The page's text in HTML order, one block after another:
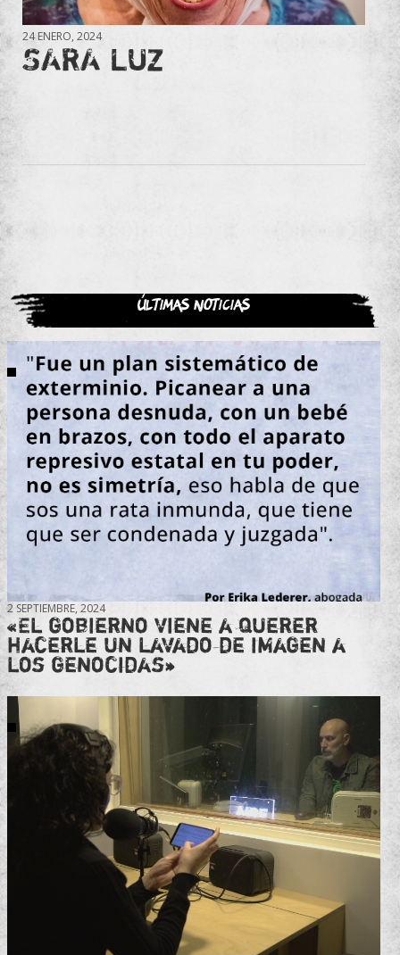
24 ENERO, 2024
SARA LUZ
Últimas noticias
2 SEPTIEMBRE, 2024
«El gobierno viene a querer
hacerle un lavado de imagen a
los genocidas»